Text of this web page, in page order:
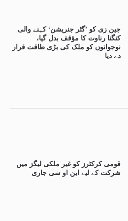
جین زی کو ’گٹر جنریشن‘ کہنے والی
کنگنا رناوت کا مؤقف بدل گیا،
نوجوانوں کو ملک کی بڑی طاقت قرار
دے دیا
قومی کرکٹرز کو غیر ملکی لیگز میں
شرکت کے لیے این او سی جاری